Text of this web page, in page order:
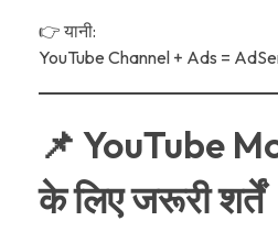
👉 यानी:
YouTube Channel + Ads =
📌 YouTube
के लिए जरूरी शर्तें